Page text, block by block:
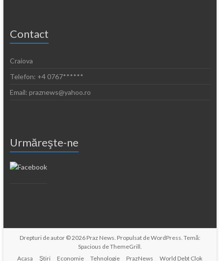
Contact
Craiova
Telefon: +4 0767******
Email: praznews@yahoo.ro
Urmăreşte-ne
Drepturi de autor © 2026 Praz News. Propulsat deWordPress. Temă:
Spacious deThemeGrill.
Acasa
Ştiri Economie Tehnologie PrazNews World Debt Clok